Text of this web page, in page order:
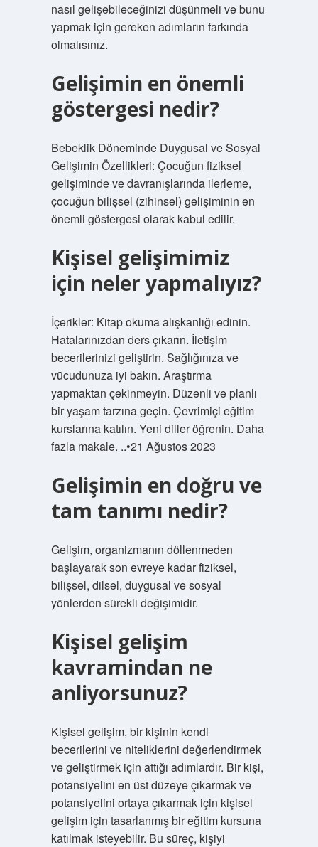
nasıl gelişebileceğinizi düşünmeli ve bunu
yapmak için gereken adımların farkında
olmalısınız.
Gelişimin en önemli
göstergesi nedir?
Bebeklik Döneminde Duygusal ve Sosyal
Gelişimin Özellikleri: Çocuğun fiziksel
gelişiminde ve davranışlarında ilerleme,
çocuğun bilişsel (zihinsel) gelişiminin en
önemli göstergesi olarak kabul edilir.
Kişisel gelişimimiz
için neler yapmalıyız?
İçerikler: Kitap okuma alışkanlığı edinin.
Hatalarınızdan ders çıkarın. İletişim
becerilerinizi geliştirin. Sağlığınıza ve
vücudunuza iyi bakın. Araştırma
yapmaktan çekinmeyin. Düzenli ve planlı
bir yaşam tarzına geçin. Çevrimiçi eğitim
kurslarına katılın. Yeni diller öğrenin. Daha
fazla makale. ..•21 Ağustos 2023
Gelişimin en doğru ve
tam tanımı nedir?
Gelişim, organizmanın döllenmeden
başlayarak son evreye kadar fiziksel,
bilişsel, dilsel, duygusal ve sosyal
yönlerden sürekli değişimidir.
Kişisel gelişim
kavramindan ne
anliyorsunuz?
Kişisel gelişim, bir kişinin kendi
becerilerini ve niteliklerini değerlendirmek
ve geliştirmek için attığı adımlardır. Bir kişi,
potansiyelini en üst düzeye çıkarmak ve
potansiyelini ortaya çıkarmak için kişisel
gelişim için tasarlanmış bir eğitim kursuna
katılmak isteyebilir. Bu süreç, kişiyi